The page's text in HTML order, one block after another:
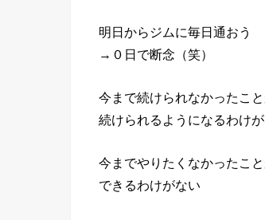
明日からジムに毎日通おう
→０日で断念（笑）
今まで続けられなかったこ
続けられるようになるわけ
今までやりたくなかったこ
できるわけがない